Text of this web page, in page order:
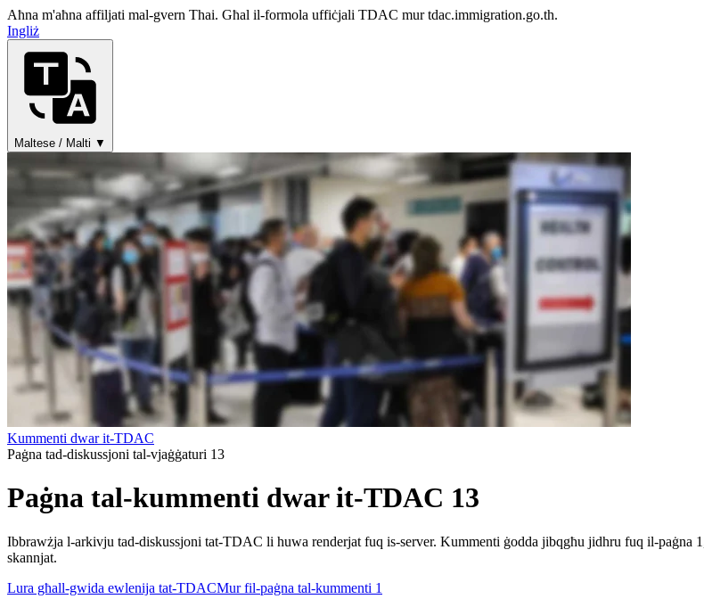
Aħna m'aħna affiljati mal-gvern Thai. Għal il-formola uffiċjali TDAC mur tdac.immigration.go.th.
Ingliż
Maltese / Malti ▼
Kummenti dwar it-TDAC
Paġna tad-diskussjoni tal-vjaġġaturi 13
Paġna tal-kummenti dwar it-TDAC 13
Ibbrawżja l-arkivju tad-diskussjoni tat-TDAC li huwa renderjat fuq is-server. Kummenti ġodda jibqgħu jidhru fuq il-paġna
skannjat.
Lura għall-gwida ewlenija tat-TDACMur fil-paġna tal-kummenti 1